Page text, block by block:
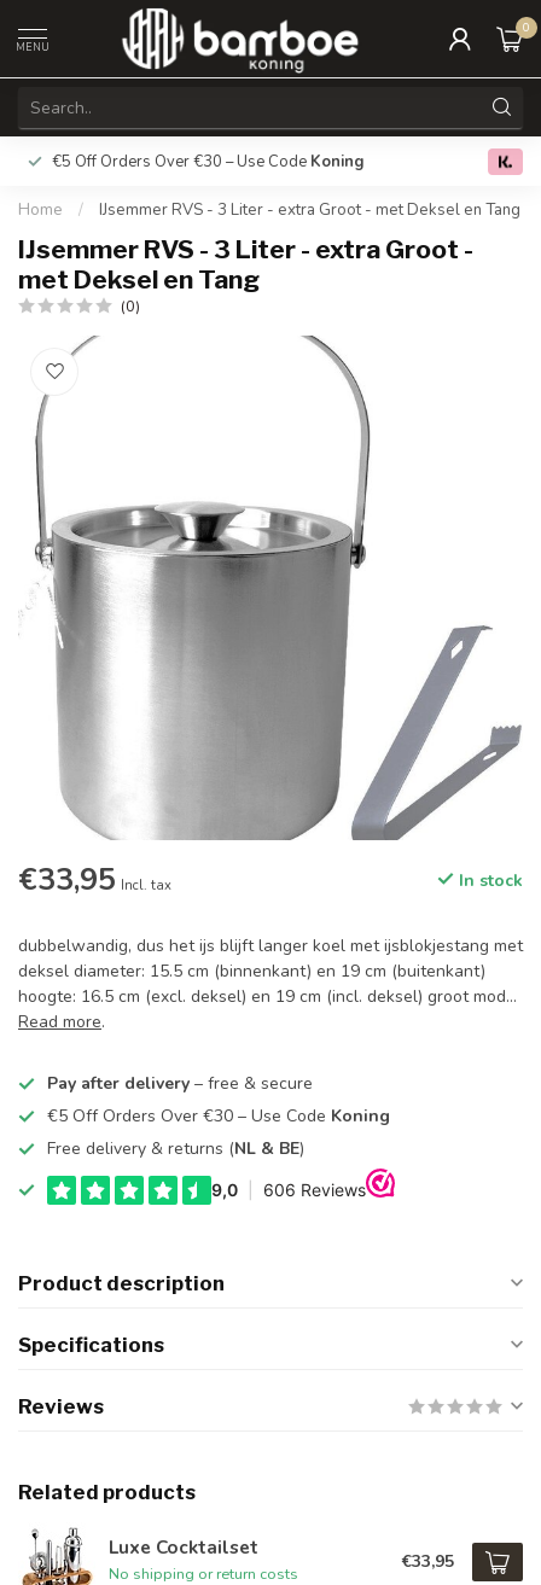
MENU
0
€5 Off Orders Over €30 – Use Code Koning Free
Home / IJsemmer RVS - 3 Liter - extra Groot - met Deksel en Tang
IJsemmer RVS - 3 Liter - extra Groot -
met Deksel en Tang
(0)
€33,95 Incl. tax In stock
dubbelwandig, dus het ijs blijft langer koel met ijsblokjestang met
deksel diameter: 15.5 cm (binnenkant) en 19 cm (buitenkant)
hoogte: 16.5 cm (excl. deksel) en 19 cm (incl. deksel) groot mod...
Read more.
Pay after delivery – free & secure
€5 Off Orders Over €30 – Use Code Koning
Free delivery & returns (NL & BE)
Product description
Specifications
Reviews
Related products
Luxe Cocktailset
No shipping or return costs
€33,95